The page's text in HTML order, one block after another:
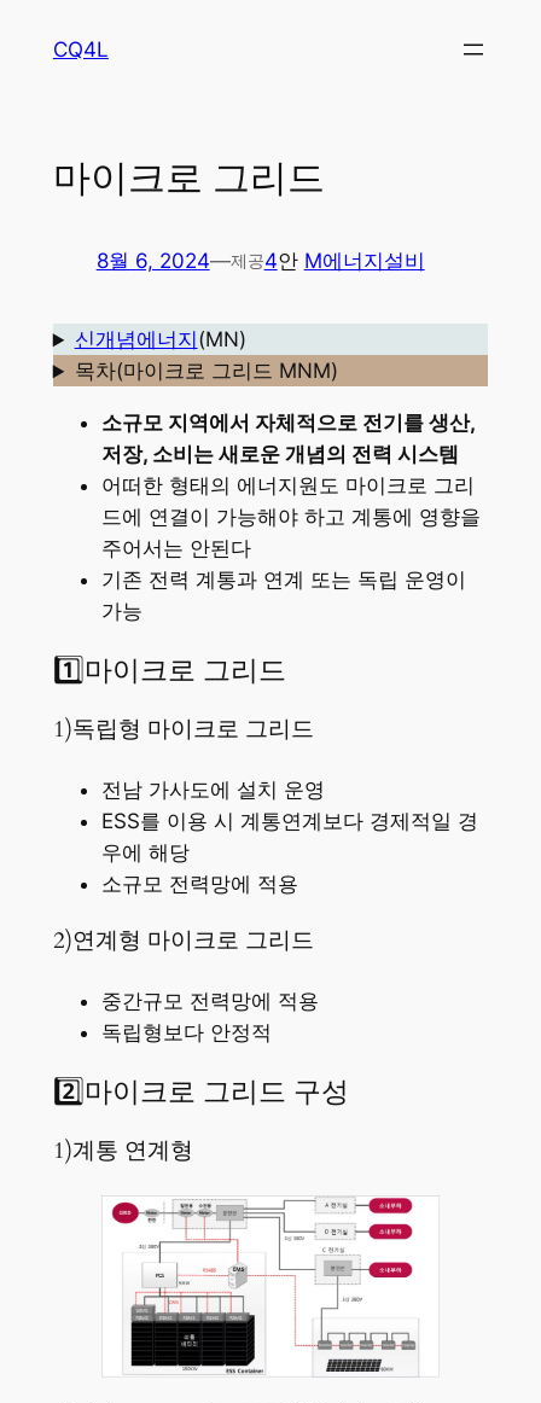
CQ4L
마이크로 그리드
8월 6, 2024—제공4안 M에너지설비
신개념에너지 (MN)
목차(마이크로 그리드 MNM)
소규모 지역에서 자체적으로 전기를 생산,
저장, 소비는 새로운 개념의 전력 시스템
어떠한 형태의 에너지원도 마이크로 그리
드에 연결이 가능해야 하고 계통에 영향을
주어서는 안된다
기존 전력 계통과 연계 또는 독립 운영이
가능
1️⃣마이크로 그리드
1)독립형 마이크로 그리드
전남 가사도에 설치 운영
ESS를 이용 시 계통연계보다 경제적일 경
우에 해당
소규모 전력망에 적용
2)연계형 마이크로 그리드
중간규모 전력망에 적용
독립형보다 안정적
2️⃣마이크로 그리드 구성
1)계통 연계형